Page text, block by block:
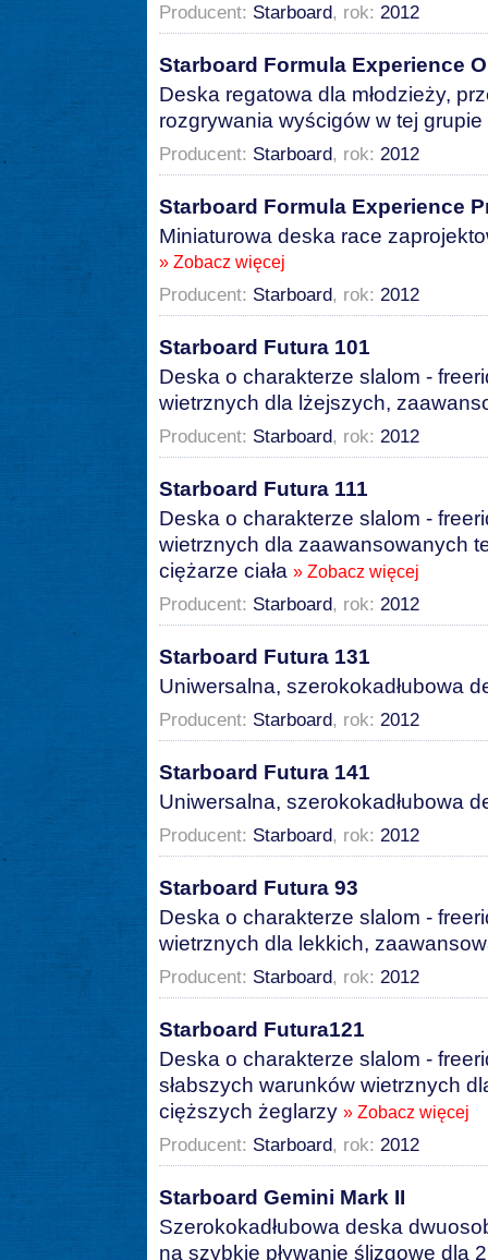
Producent: Starboard, rok: 2012
Starboard Formula Experience
Deska regatowa dla młodzieży,
rozgrywania wyścigów w tej
Producent: Starboard, rok: 2012
Starboard Formula Experience
Miniaturowa deska race
» Zobacz więcej
Producent: Starboard, rok: 2012
Starboard Futura 101
Deska o charakterze slalom -
wietrznych dla lżejszych,
Producent: Starboard, rok: 2012
Starboard Futura 111
Deska o charakterze slalom -
wietrznych dla zaawansowanych
ciężarze ciała » Zobacz więcej
Producent: Starboard, rok: 2012
Starboard Futura 131
Uniwersalna, szerokokadłubowa
Producent: Starboard, rok: 2012
Starboard Futura 141
Uniwersalna, szerokokadłubowa
Producent: Starboard, rok: 2012
Starboard Futura 93
Deska o charakterze slalom -
wietrznych dla lekkich,
Producent: Starboard, rok: 2012
Starboard Futura121
Deska o charakterze slalom -
słabszych warunków wietrznych
cięższych żeglarzy » Zobacz więcej
Producent: Starboard, rok: 2012
Starboard Gemini Mark II
Szerokokadłubowa deska
na szybkie pływanie ślizgowe dla